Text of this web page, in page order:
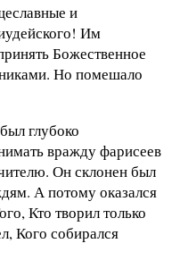
и
Им
Божественное
Но помешало
глубоко
вражду фарисеев
Он склонен был
А потому оказался
Кто творил только
Кого собирался